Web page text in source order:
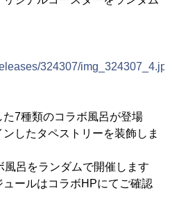
324307/
7種類のコラボ風呂が登場
したタペストリーを装飾しま
呂をランダムで開催します
ールはコラボHPにてご確認